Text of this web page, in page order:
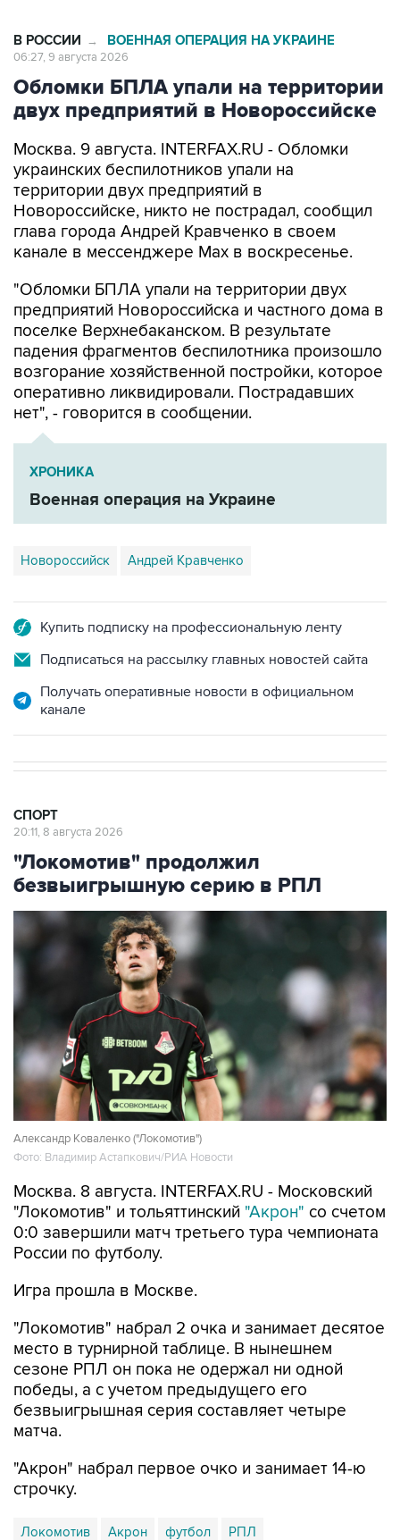
В РОССИИ → ВОЕННАЯ ОПЕРАЦИЯ НА УКРАИНЕ
06:27, 9 августа 2026
Обломки БПЛА упали на территории
двух предприятий в Новороссийске
Москва. 9 августа. INTERFAX.RU - Обломки
украинских беспилотников упали на
территории двух предприятий в
Новороссийске, никто не пострадал, сообщил
глава города Андрей Кравченко в своем
канале в мессенджере Max в воскресенье.
"Обломки БПЛА упали на территории двух
предприятий Новороссийска и частного дома в
поселке Верхнебаканском. В результате
падения фрагментов беспилотника произошло
возгорание хозяйственной постройки, которое
оперативно ликвидировали. Пострадавших
нет", - говорится в сообщении.
ХРОНИКА
Военная операция на Украине
Новороссийск Андрей Кравченко
Купить подписку на профессиональную ленту
Подписаться на рассылку главных новостей сайта
Получать оперативные новости в официальном
канале
СПОРТ
20:11, 8 августа 2026
"Локомотив" продолжил
безвыигрышную серию в РПЛ
Александр Коваленко ("Локомотив")
Фото: Владимир Астапкович/РИА Новости
Москва. 8 августа. INTERFAX.RU - Московский
"Локомотив" и тольяттинский "Акрон" со счетом
0:0 завершили матч третьего тура чемпионата
России по футболу.
Игра прошла в Москве.
"Локомотив" набрал 2 очка и занимает десятое
место в турнирной таблице. В нынешнем
сезоне РПЛ он пока не одержал ни одной
победы, а с учетом предыдущего его
безвыигрышная серия составляет четыре
матча.
"Акрон" набрал первое очко и занимает 14-ю
строчку.
Локомотив Акрон футбол РПЛ